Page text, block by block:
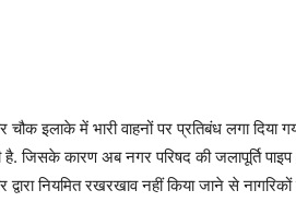
में भारी वाहनों पर प्रतिबंध लगा दिया
है. जिसके कारण अब नगर परिषद की जलापूर्ति पाइप
नियमित रखरखाव नहीं किया जाने से